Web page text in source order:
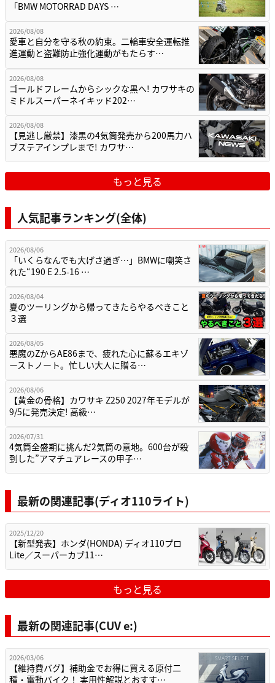
「BMW MOTORRAD DAYS …
2026/08/08
愛車と自分を守る秋の約束。二輪車安全運転推
進運動と盗難防止強化運動がもたらす…
2026/08/08
ゴールドフレームからシックな黒へ! カワサキの
ミドルスーパーネイキッド202…
2026/08/08
【見逃し厳禁】漆黒の4気筒発売から200馬力ハ
ブステアインプレまで! カワサ…
もっと見る
人気記事ランキング(全体)
2026/08/06
「いくらなんでも大げさ過ぎ…」BMWに嘲笑さ
れた“190 E 2.5-16 …
2026/08/04
夏のツーリングから帰ってきたらやるべきこと
３選
2026/08/05
悪魔のZからAE86まで、疲れた心に蘇るエキゾ
ーストノート。忙しい大人に贈る…
2026/08/06
【黄金の骨格】カワサキ Z250 2027年モデルが
9/5に発売決定! 高級…
2026/07/31
4気筒全盛期に挑んだ2気筒の意地。600台が殺
到した”アマチュアレースの甲子…
最新の関連記事(ディオ110ライト)
2025/12/20
【新型発表】ホンダ(HONDA) ディオ110プロ
Lite／スーパーカブ11…
もっと見る
最新の関連記事(CUV e:)
2026/03/06
【維持費バグ】補助金でお得に買える原付二
種・電動バイク！ 実用性解説とおすす…